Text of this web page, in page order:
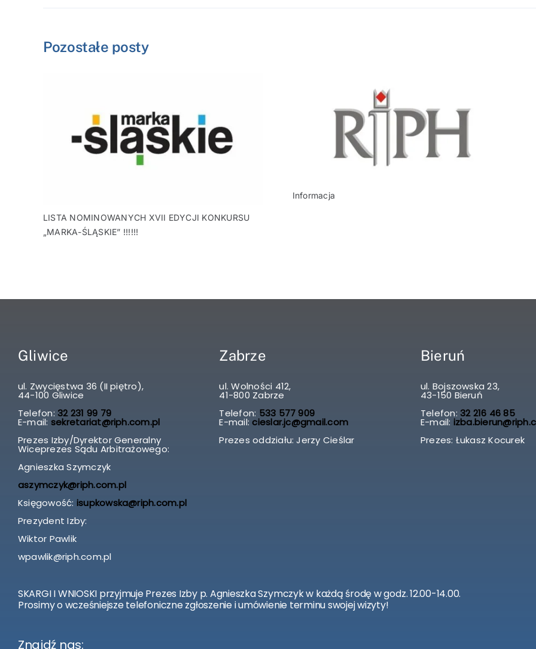
Pozostałe posty
LISTA NOMINOWANYCH XVII EDYCJI KONKURSU
„MARKA-ŚLĄSKIE” !!!!!!
Informacja
Gliwice
ul. Zwycięstwa 36 (II piętro),
44-100 Gliwice
Telefon: 32 231 99 79
E-mail: sekretariat@riph.com.pl
Prezes Izby/Dyrektor Generalny
Wiceprezes Sądu Arbitrażowego:
Agnieszka Szymczyk
aszymczyk@riph.com.pl
Księgowość: isupkowska@riph.com.pl
Prezydent Izby:
Wiktor Pawlik
wpawlik@riph.com.pl
Zabrze
ul. Wolności 412,
41-800 Zabrze
Telefon: 533 577 909
E-mail: cieslar.jc@gmail.com
Prezes oddziału: Jerzy Cieślar
Bieruń
ul. Bojszowska 23,
43-150 Bieruń
Telefon: 32 216 46 85
E-mail:
Prezes: Łukasz Kocurek
SKARGI I WNIOSKI przyjmuje Prezes Izby p. Agnieszka Szymczyk w każdą środę w godz. 12.00-14.00.
Prosimy o wcześniejsze telefoniczne zgłoszenie i umówienie terminu swojej wizyty!
Znajdź nas: